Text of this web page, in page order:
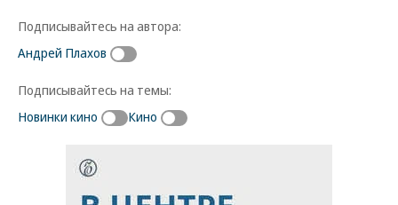
Подписывайтесь на автора:
Андрей Плахов
Подписывайтесь на темы:
Новинки кино
Кино